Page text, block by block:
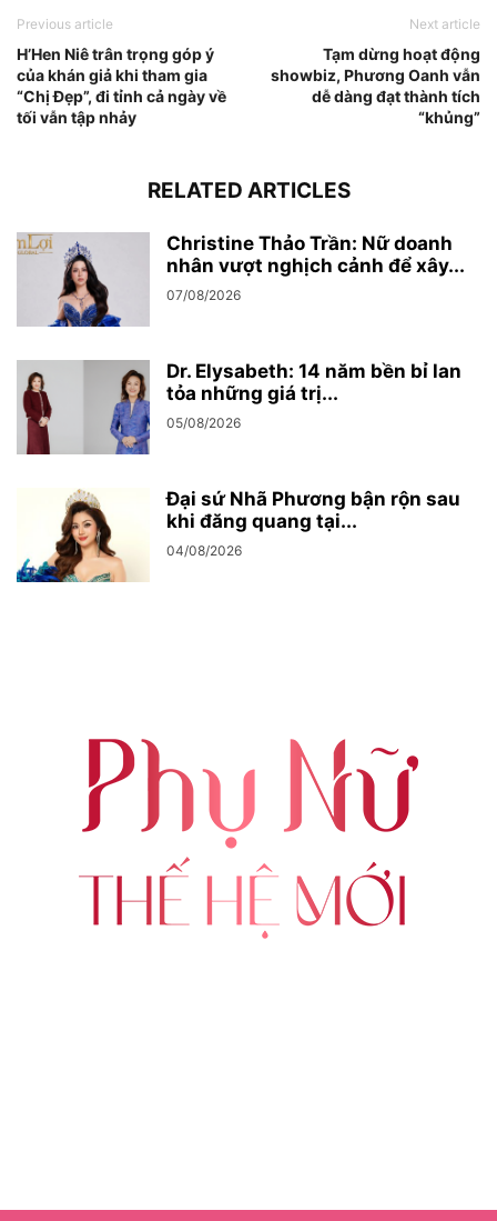
Previous article
H’Hen Niê trân trọng góp ý
của khán giả khi tham gia
“Chị Đẹp”, đi tỉnh cả ngày về
tối vẫn tập nhảy
Next article
Tạm dừng hoạt động
showbiz, Phương Oanh vẫn
dễ dàng đạt thành tích
“khủng”
RELATED ARTICLES
Christine Thảo Trần: Nữ doanh
nhân vượt nghịch cảnh để xây...
07/08/2026
Dr. Elysabeth: 14 năm bền bỉ lan
tỏa những giá trị...
05/08/2026
Đại sứ Nhã Phương bận rộn sau
khi đăng quang tại...
04/08/2026